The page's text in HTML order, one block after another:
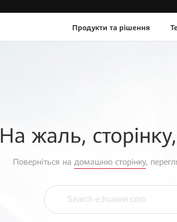
Продукти та рішення
На жаль,
Поверніться на домашню сторінку,